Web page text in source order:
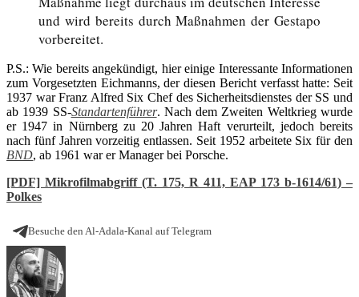
und wird bereits durch Maßnahmen der Gestapo
vorbereitet.
P.S.: Wie bereits angekündigt, hier einige Interessante Informationen
zum Vorgesetzten Eichmanns, der diesen Bericht verfasst hatte: Seit
1937 war Franz Alfred Six Chef des Sicherheitsdienstes der SS und
ab 1939 SS-Standartenführer. Nach dem Zweiten Weltkrieg wurde
er 1947 in Nürnberg zu 20 Jahren Haft verurteilt, jedoch bereits
nach fünf Jahren vorzeitig entlassen. Seit 1952 arbeitete Six für den
BND, ab 1961 war er Manager bei Porsche.
[PDF] Mikrofilmabgriff (T. 175, R 411, EAP 173 b-1614/61) –
Polkes
Besuche den Al-Adala-Kanal auf Telegram